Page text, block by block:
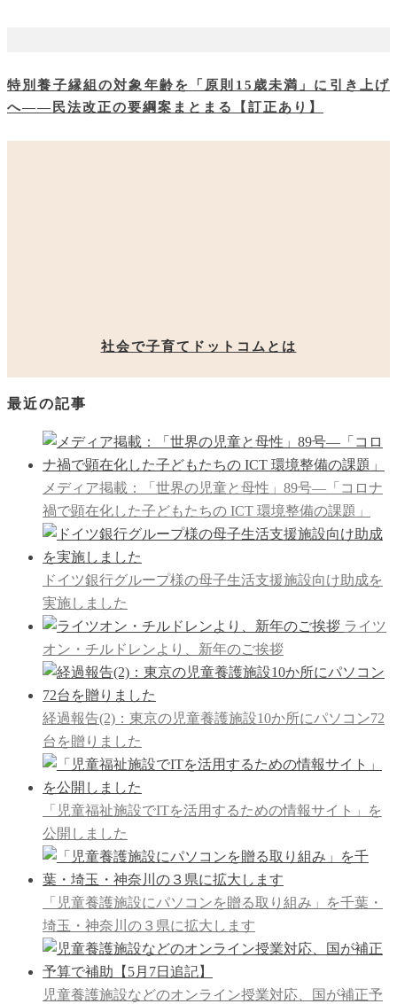
特別養子縁組の対象年齢を「原則15歳未満」に引き上げ
へ――民法改正の要綱案まとまる【訂正あり】
社会で子育てドットコムとは
最近の記事
メディア掲載：「世界の児童と母性」89号―「コロナ
禍で顕在化した子どもたちの ICT 環境整備の課題」
ドイツ銀行グループ様の母子生活支援施設向け助成を
実施しました
ライツ
オン・チルドレンより、新年のご挨拶
経過報告(2)：東京の児童養護施設10か所にパソコン72
台を贈りました
「児童福祉施設でITを活用するための情報サイト」を
公開しました
「児童養護施設にパソコンを贈る取り組み」を千葉・
埼玉・神奈川の３県に拡大します
児童養護施設などのオンライン授業対応、国が補正予